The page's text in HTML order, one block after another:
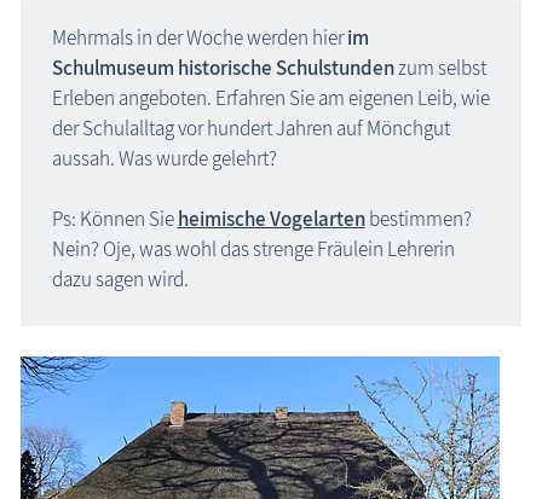
Mehrmals in der Woche werden hierim
Schulmuseum historische Schulstundenzum selbst
Erleben angeboten. Erfahren Sie am eigenen Leib, wie
der Schulalltag vor hundert Jahren auf Mönchgut
aussah. Was wurde gelehrt?
Ps: Können Sieheimische Vogelartenbestimmen?
Nein? Oje, was wohl das strenge Fräulein Lehrerin
dazu sagen wird.